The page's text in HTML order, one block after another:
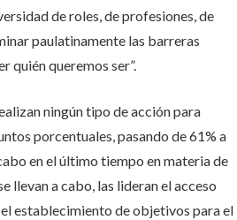
de roles, de profesiones, de
paulatinamente las barreras
quién queremos ser”.
ningún tipo de acción para
porcentuales, pasando de 61% a
en el último tiempo en materia de
llevan a cabo, las lideran el acceso
establecimiento de objetivos para el